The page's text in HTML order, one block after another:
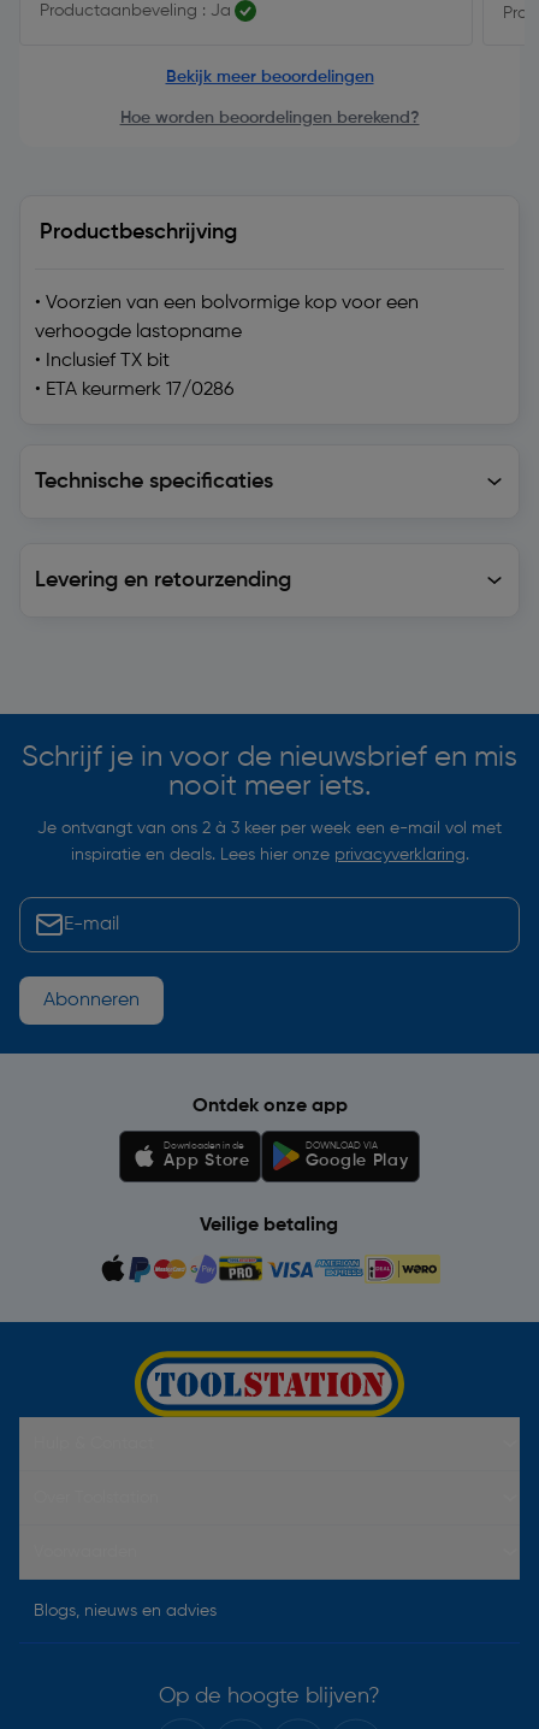
Productaanbeveling : Ja
Bekijk meer beoordelingen
Hoe worden beoordelingen berekend?
Productbeschrijving
• Voorzien van een bolvormige kop voor een
verhoogde lastopname
• Inclusief TX bit
• ETA keurmerk 17/0286
Technische specificaties
Levering en retourzending
Schrijf je in voor de nieuwsbrief en mis
nooit meer iets.
Je ontvangt van ons 2 à 3 keer per week een e-mail vol met
inspiratie en deals. Lees hier onze privacyverklaring.
Abonneren
Ontdek onze app
Downloaden in de
App Store
DOWNLOAD VIA
Google Play
Veilige betaling
Blogs, nieuws en advies
Op de hoogte blijven?